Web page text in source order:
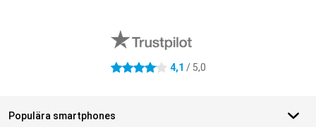
4.1 stjärnor 4,1 / 5,0
Populära smartphones